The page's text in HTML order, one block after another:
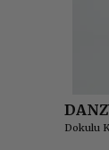
Dokulu